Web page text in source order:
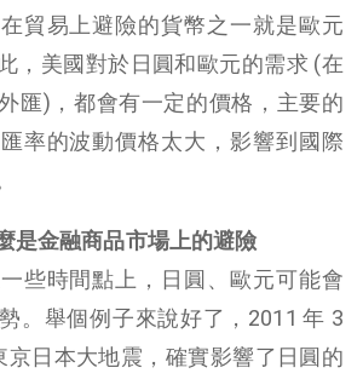
貿易上避險的貨幣之一就是歐元
，美國對於日圓和歐元的需求 (在
匯)，都會有一定的價格，主要的
率的波動價格太大，影響到國際
是金融商品市場上的避險
些時間點上，日圓、歐元可能會
。舉個例子來說好了，2011 年 3
京日本大地震，確實影響了日圓的